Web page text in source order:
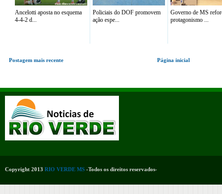
Ancelotti aposta no esquema
4-4-2 d...
Policiais do DOF promovem
ação espe...
Governo de MS
protagonismo ...
Postagem mais recente Página inicial
Copyright 2013 RIO VERDE MS -Todos os direitos reservados-